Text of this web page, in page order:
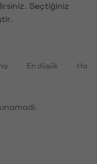
Seçtiğiniz
En düşük